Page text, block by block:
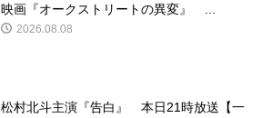
映画『オークストリートの異変』 ...
2026.08.08
松村北斗主演『告白』 本日21時放送【一